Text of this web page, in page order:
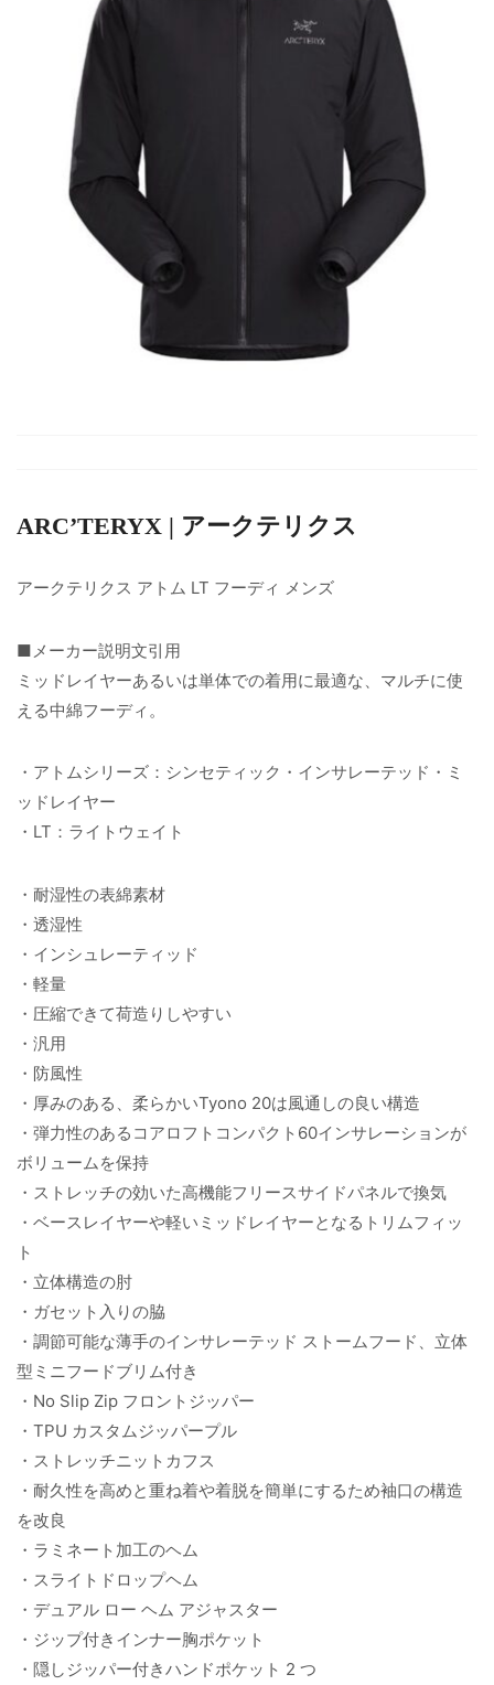
ARC’TERYX | アークテリクス
アークテリクス アトム LT フーディ メンズ
■メーカー説明文引用
ミッドレイヤーあるいは単体での着用に最適な、マルチに使
える中綿フーディ。
・アトムシリーズ：シンセティック・インサレーテッド・ミ
ッドレイヤー
・LT：ライトウェイト
・耐湿性の表綿素材
・透湿性
・インシュレーティッド
・軽量
・圧縮できて荷造りしやすい
・汎用
・防風性
・厚みのある、柔らかいTyono 20は風通しの良い構造
・弾力性のあるコアロフトコンパクト60インサレーションが
ボリュームを保持
・ストレッチの効いた高機能フリースサイドパネルで換気
・ベースレイヤーや軽いミッドレイヤーとなるトリムフィッ
ト
・立体構造の肘
・ガセット入りの脇
・調節可能な薄手のインサレーテッド ストームフード、立体
型ミニフードブリム付き
・No Slip Zip フロントジッパー
・TPU カスタムジッパープル
・ストレッチニットカフス
・耐久性を高めと重ね着や着脱を簡単にするため袖口の構造
を改良
・ラミネート加工のヘム
・スライトドロップヘム
・デュアル ロー ヘム アジャスター
・ジップ付きインナー胸ポケット
・隠しジッパー付きハンドポケット 2 つ